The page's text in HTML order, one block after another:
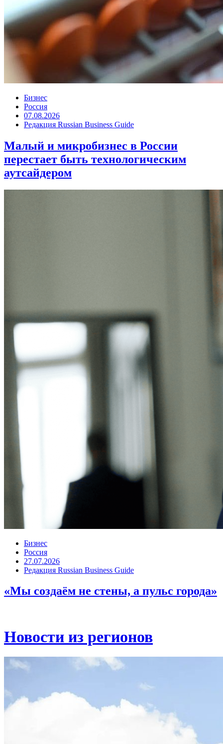
Бизнес
Россия
07.08.2026
Редакция Russian Business Guide
Малый и микробизнес в России
перестает быть технологическим
аутсайдером
Бизнес
Россия
27.07.2026
Редакция Russian Business Guide
«Мы создаём не стены, а пульс города»
Новости из регионов